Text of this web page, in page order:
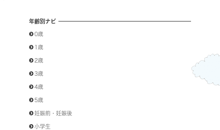
年齢別ナビ
0歳
1歳
2歳
3歳
4歳
5歳
妊娠前・妊娠後
小学生